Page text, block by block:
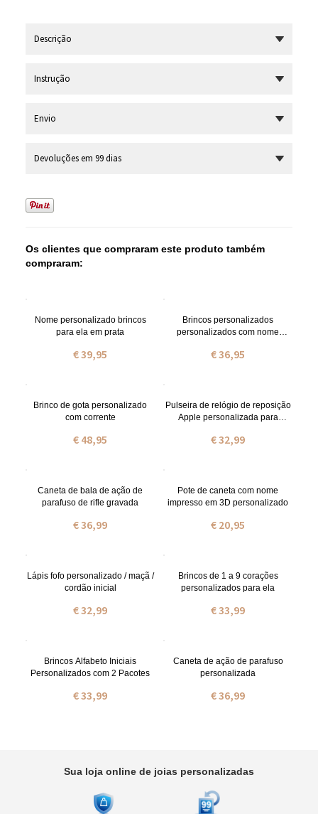
Descrição
Instrução
Envio
Devoluções em 99 dias
Os clientes que compraram este produto também
compraram:
Nome personalizado brincos
para ela em prata
€ 39,95
Brincos personalizados
personalizados com nome
€ 36,95
Brinco de gota personalizado
com corrente
€ 48,95
Pulseira de relógio de reposição
Apple personalizada para
€ 32,99
Caneta de bala de ação de
parafuso de rifle gravada
€ 36,99
Pote de caneta com nome
impresso em 3D personalizado
€ 20,95
Lápis fofo personalizado / maçã /
cordão inicial
€ 32,99
Brincos de 1 a 9 corações
personalizados para ela
€ 33,99
Brincos Alfabeto Iniciais
Personalizados com 2 Pacotes
€ 33,99
Caneta de ação de parafuso
personalizada
€ 36,99
Sua loja online de joias personalizadas